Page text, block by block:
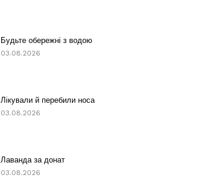
Будьте обережні з водою
03.08.2026
Лікували й перебили носа
03.08.2026
Лаванда за донат
03.08.2026